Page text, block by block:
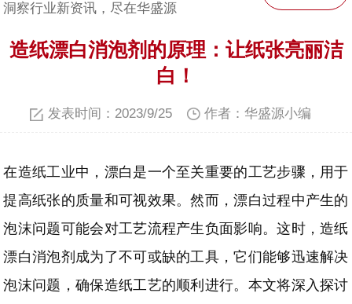
洞察行业新资讯，尽在华盛源
造纸漂白消泡剂的原理：让纸张亮丽洁
白！
发表时间：2023/9/25 作者：华盛源小编
在造纸工业中，漂白是一个至关重要的工艺步骤，用于
提高纸张的质量和可视效果。然而，漂白过程中产生的
泡沫问题可能会对工艺流程产生负面影响。这时，造纸
漂白消泡剂成为了不可或缺的工具，它们能够迅速解决
泡沫问题，确保造纸工艺的顺利进行。本文将深入探讨